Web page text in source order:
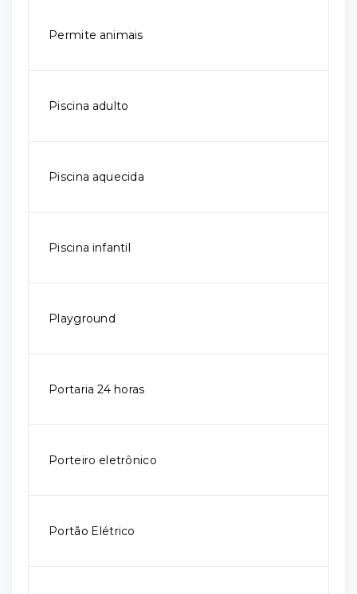
Permite animais
Piscina adulto
Piscina aquecida
Piscina infantil
Playground
Portaria 24 horas
Porteiro eletrônico
Portão Elétrico